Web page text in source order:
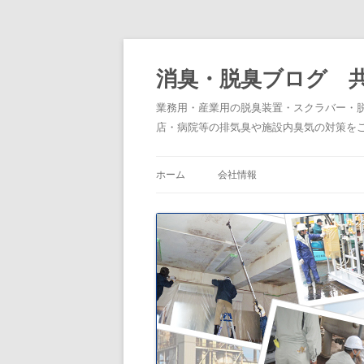
消臭・脱臭ブログ
業務用・産業用の脱臭装置・スクラバー
店・病院等の排気臭や施設内臭気の対策を
ホーム 会社情報